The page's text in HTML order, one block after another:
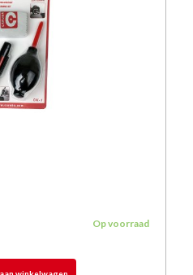
Op voorraad
winkelwagen